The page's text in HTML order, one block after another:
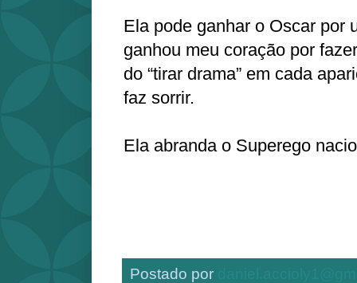
Ela pode ganhar o Oscar por
ganhou meu coração por
do “tirar drama” em cada
faz sorrir.
Ela abranda o Superego
Postado por